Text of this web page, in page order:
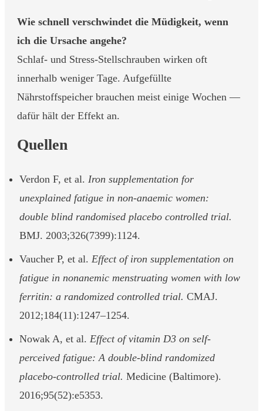
Wie schnell verschwindet die Müdigkeit, wenn
ich die Ursache angehe?
Schlaf- und Stress-Stellschrauben wirken oft
innerhalb weniger Tage. Aufgefüllte
Nährstoffspeicher brauchen meist einige Wochen —
dafür hält der Effekt an.
Quellen
Verdon F, et al. Iron supplementation for
unexplained fatigue in non-anaemic women:
double blind randomised placebo controlled trial.
BMJ. 2003;326(7399):1124.
Vaucher P, et al. Effect of iron supplementation on
fatigue in nonanemic menstruating women with low
ferritin: a randomized controlled trial. CMAJ.
2012;184(11):1247–1254.
Nowak A, et al. Effect of vitamin D3 on self-
perceived fatigue: A double-blind randomized
placebo-controlled trial. Medicine (Baltimore).
2016;95(52):e5353.